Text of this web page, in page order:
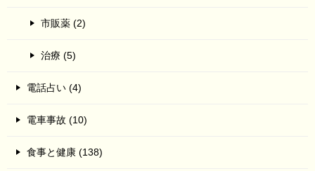
市販薬 (2)
治療 (5)
電話占い (4)
電車事故 (10)
食事と健康 (138)